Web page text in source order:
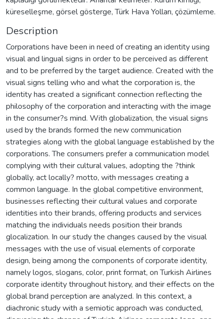
küreselleşme, görsel gösterge, Türk Hava Yolları, çözümleme.
Description
Corporations have been in need of creating an identity using
visual and lingual signs in order to be perceived as different
and to be preferred by the target audience. Created with the
visual signs telling who and what the corporation is, the
identity has created a significant connection reflecting the
philosophy of the corporation and interacting with the image
in the consumer?s mind. With globalization, the visual signs
used by the brands formed the new communication
strategies along with the global language established by the
corporations. The consumers prefer a communication model
complying with their cultural values, adopting the ?think
globally, act locally? motto, with messages creating a
common language. In the global competitive environment,
businesses reflecting their cultural values and corporate
identities into their brands, offering products and services
matching the individuals needs position their brands
glocalization. In our study the changes caused by the visual
messages with the use of visual elements of corporate
design, being among the components of corporate identity,
namely logos, slogans, color, print format, on Turkish Airlines
corporate identity throughout history, and their effects on the
global brand perception are analyzed. In this context, a
diachronic study with a semiotic approach was conducted,